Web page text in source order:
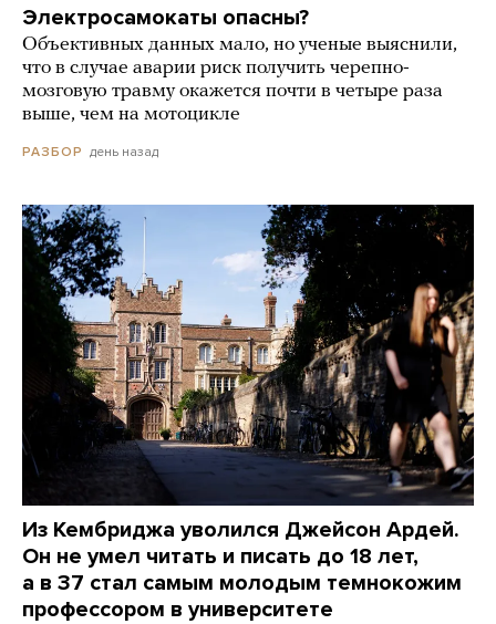
Электросамокаты опасны?
Объективных данных мало, но ученые выяснили,
что в случае аварии риск получить черепно-
мозговую травму окажется почти в четыре раза
выше, чем на мотоцикле
РАЗБОР день назад
Из Кембриджа уволился Джейсон Ардей.
Он не умел читать и писать до 18 лет,
а в 37 стал самым молодым темнокожим
профессором в университете